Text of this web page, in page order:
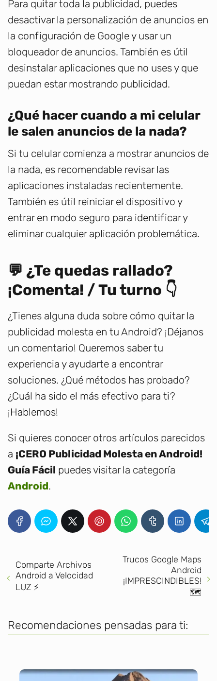
Para quitar toda la publicidad, puedes
desactivar la personalización de anuncios en
la configuración de Google y usar un
bloqueador de anuncios. También es útil
desinstalar aplicaciones que no uses y que
puedan estar mostrando publicidad.
¿Qué hacer cuando a mi celular
le salen anuncios de la nada?
Si tu celular comienza a mostrar anuncios de
la nada, es recomendable revisar las
aplicaciones instaladas recientemente.
También es útil reiniciar el dispositivo y
entrar en modo seguro para identificar y
eliminar cualquier aplicación problemática.
💬 ¿Te quedas rallado?
¡Comenta! / Tu turno 👇
¿Tienes alguna duda sobre cómo quitar la
publicidad molesta en tu Android? ¡Déjanos
un comentario! Queremos saber tu
experiencia y ayudarte a encontrar
soluciones. ¿Qué métodos has probado?
¿Cuál ha sido el más efectivo para ti?
¡Hablemos!
Si quieres conocer otros artículos parecidos
a ¡CERO Publicidad Molesta en Android!
Guía Fácil puedes visitar la categoría
Android.
Comparte Archivos
Android a Velocidad
LUZ ⚡
Trucos Google Maps
Android
¡IMPRESCINDIBLES!
🗺️
Recomendaciones pensadas para ti: